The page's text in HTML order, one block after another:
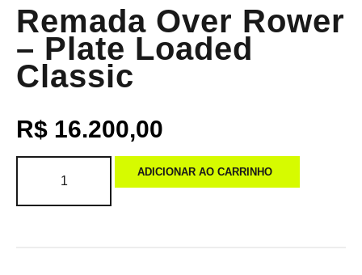
Remada Over Rower
– Plate Loaded
Classic
R$ 16.200,00
ADICIONAR AO CARRINHO